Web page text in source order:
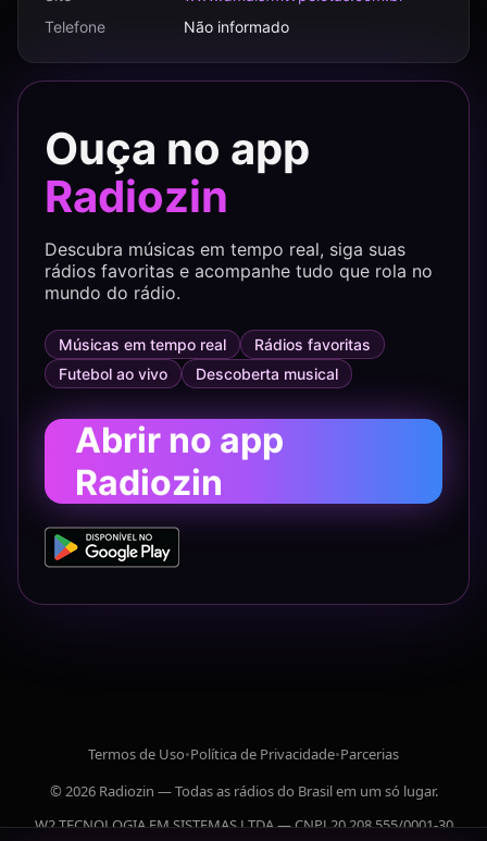
Telefone
Não informado
Ouça no app
Radiozin
Descubra músicas em tempo real, siga suas
rádios favoritas e acompanhe tudo que rola no
mundo do rádio.
Músicas em tempo real
Rádios favoritas
Futebol ao vivo
Descoberta musical
Abrir no app
Radiozin
Termos de Uso•Política de Privacidade•Parcerias
© 2026 Radiozin — Todas as rádios do Brasil em um só lugar.
W2 TECNOLOGIA EM SISTEMAS LTDA — CNPJ 20.208.555/0001-30